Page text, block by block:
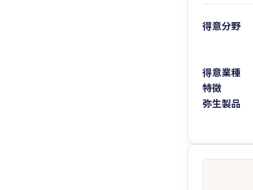
得意分野
得意業種
特徴
弥生製品